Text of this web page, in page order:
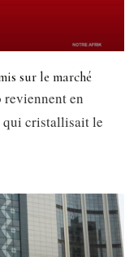
sur le marché
en
qui cristallisait le